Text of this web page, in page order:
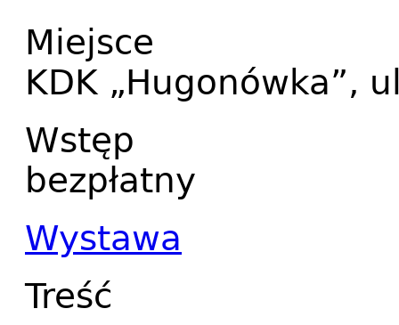
Miejsce
KDK „Hugonówka”,
Wstęp
bezpłatny
Wystawa
Treść